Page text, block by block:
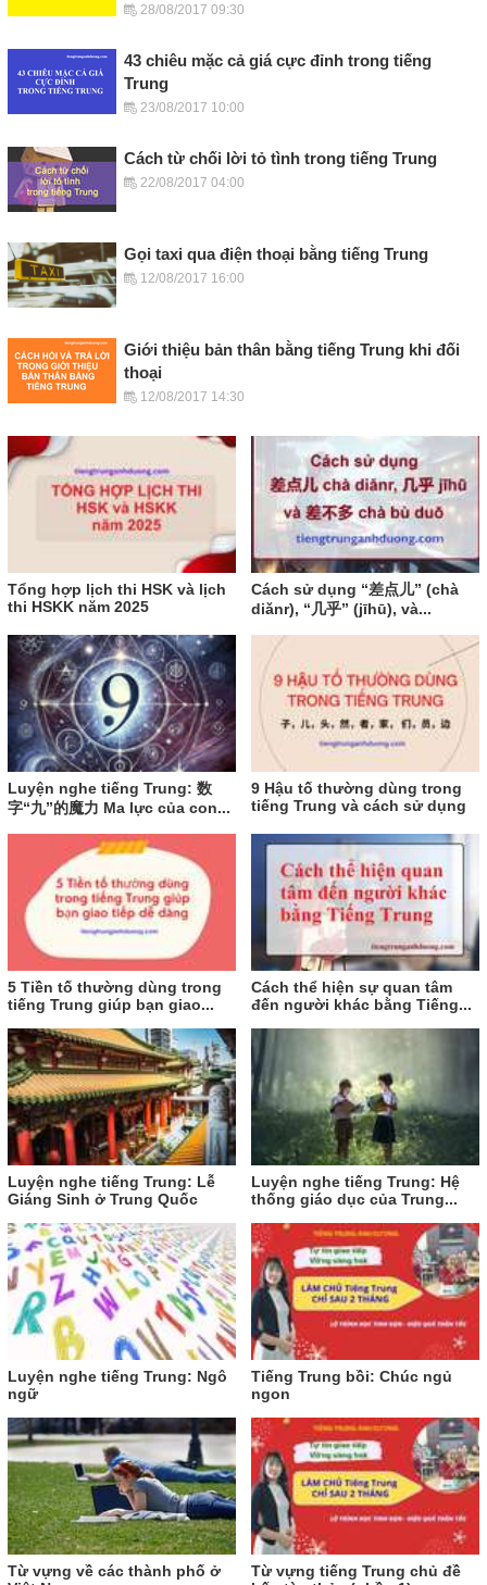
28/08/2017 09:30
43 chiêu mặc cả giá cực đỉnh trong tiếng
Trung
23/08/2017 10:00
Cách từ chối lời tỏ tình trong tiếng Trung
22/08/2017 04:00
Gọi taxi qua điện thoại bằng tiếng Trung
12/08/2017 16:00
Giới thiệu bản thân bằng tiếng Trung khi đối
thoại
12/08/2017 14:30
Tổng hợp lịch thi HSK và lịch
thi HSKK năm 2025
Cách sử dụng “差点儿” (chà
diǎnr), “几乎” (jīhū), và...
Luyện nghe tiếng Trung: 数
字“九”的魔力 Ma lực của con...
9 Hậu tố thường dùng trong
tiếng Trung và cách sử dụng
5 Tiền tố thường dùng trong
tiếng Trung giúp bạn giao...
Cách thể hiện sự quan tâm
đến người khác bằng Tiếng...
Luyện nghe tiếng Trung: Lễ
Giáng Sinh ở Trung Quốc
Luyện nghe tiếng Trung: Hệ
thống giáo dục của Trung...
Luyện nghe tiếng Trung: Ngô
ngữ
Tiếng Trung bồi: Chúc ngủ
ngon
Từ vựng về các thành phố ở
Từ vựng tiếng Trung chủ đề